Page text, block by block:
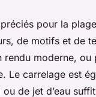
pour la
de motifs et de
moderne, ou
Le carrelage est
de jet d’eau